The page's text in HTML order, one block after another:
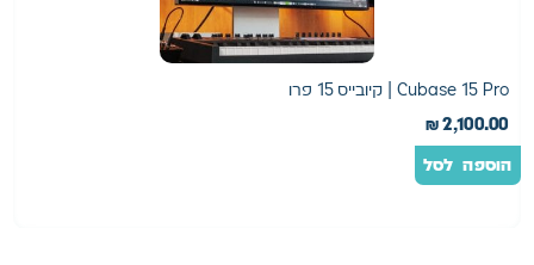
Cubase 15 Pro | קיובייס 15 פרו
₪2,100.00
הוספה לסל